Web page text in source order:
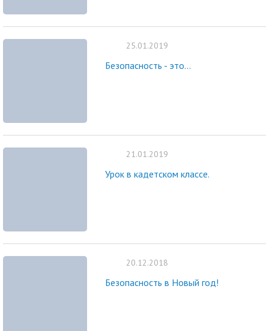
25.01.2019
Безопасность - это...
21.01.2019
Урок в кадетском классе.
20.12.2018
Безопасность в Новый год!